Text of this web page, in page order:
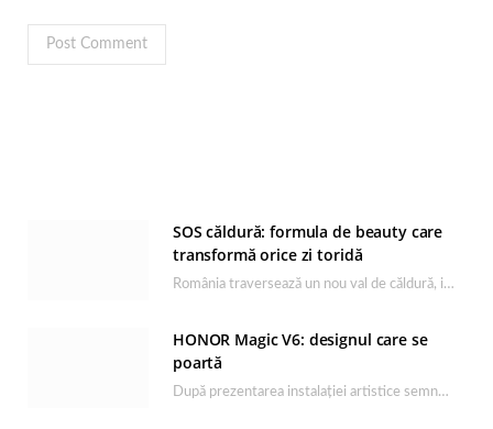
SOS căldură: formula de beauty care
transformă orice zi toridă
România traversează un nou val de căldură, iar rutina de îngrijire capătă un rol esențial…
HONOR Magic V6: designul care se
poartă
După prezentarea instalației artistice semnată de Catrinel Săbăciag în cadrul evenimentului de lansare HONOR Magic…